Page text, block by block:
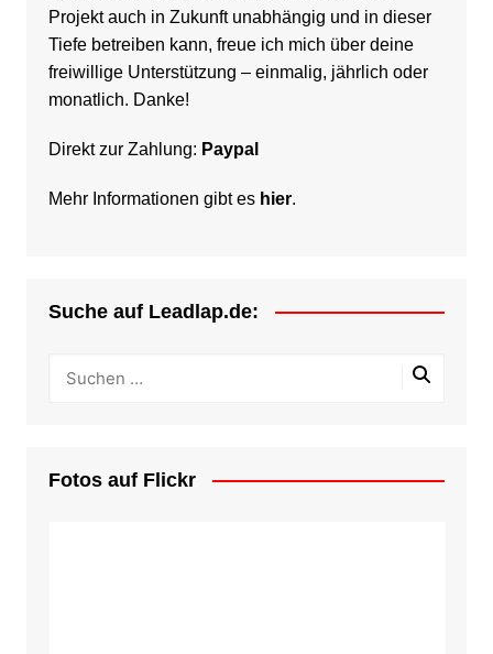
Projekt auch in Zukunft unabhängig und in dieser
Tiefe betreiben kann, freue ich mich über deine
freiwillige Unterstützung – einmalig, jährlich oder
monatlich. Danke!
Direkt zur Zahlung: Paypal
Mehr Informationen gibt es hier.
Suche auf Leadlap.de:
Fotos auf Flickr